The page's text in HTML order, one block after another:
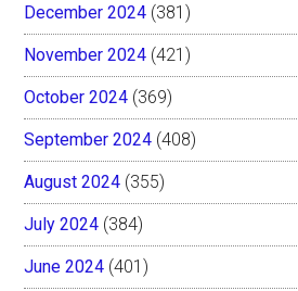
December 2024 (381)
November 2024 (421)
October 2024 (369)
September 2024 (408)
August 2024 (355)
July 2024 (384)
June 2024 (401)